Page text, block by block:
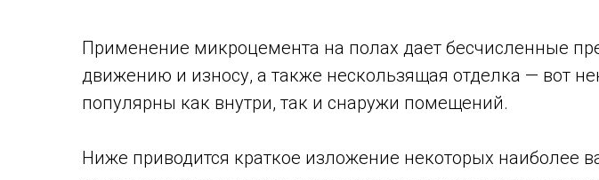
Применение микроцемента на полах дает бесчисленные
движению и износу, а также нескользящая отделка — вот
популярны как внутри, так и снаружи помещений.
Ниже приводится краткое изложение некоторых наиболее